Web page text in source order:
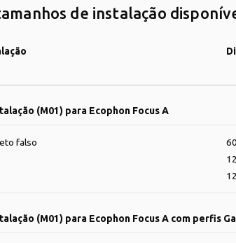
de instalação
(M01) para Ecophon Focus A
falso
(M01) para Ecophon Focus A com perfis